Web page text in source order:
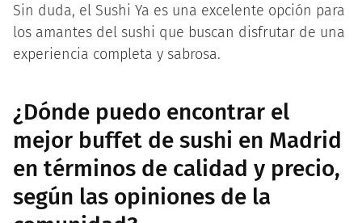
Sin duda, el Sushi Ya es una excelente opción para
los amantes del sushi que buscan disfrutar de una
experiencia completa y sabrosa.
¿Dónde puedo encontrar el
mejor buffet de sushi en Madrid
en términos de calidad y precio,
según las opiniones de la